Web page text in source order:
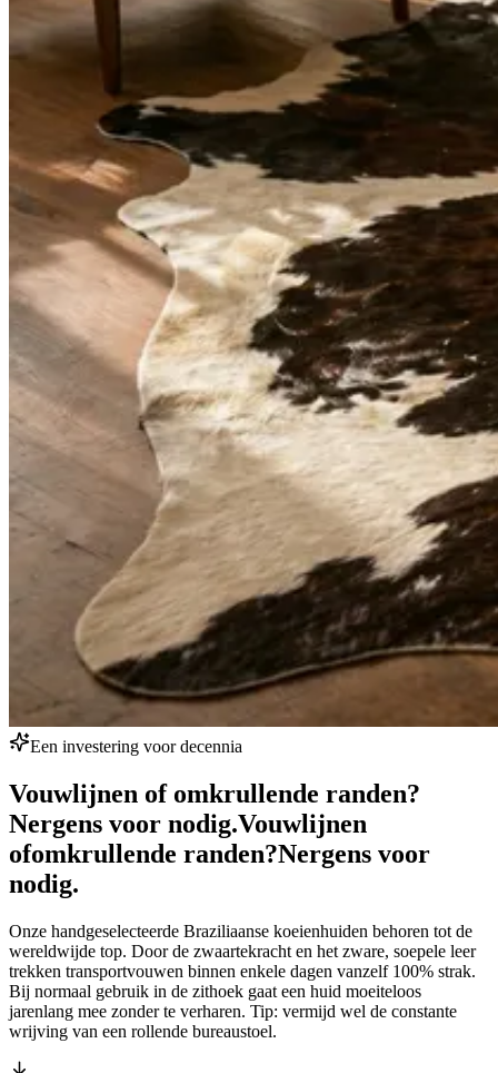
Een investering voor decennia
Vouwlijnen of omkrullende randen?
Nergens voor nodig.Vouwlijnen
ofomkrullende randen?Nergens voor
nodig.
Onze handgeselecteerde Braziliaanse koeienhuiden behoren tot de
wereldwijde top. Door de zwaartekracht en het zware, soepele leer
trekken transportvouwen binnen enkele dagen vanzelf 100% strak.
Bij normaal gebruik in de zithoek gaat een huid moeiteloos
jarenlang mee zonder te verharen. Tip: vermijd wel de constante
wrijving van een rollende bureaustoel.